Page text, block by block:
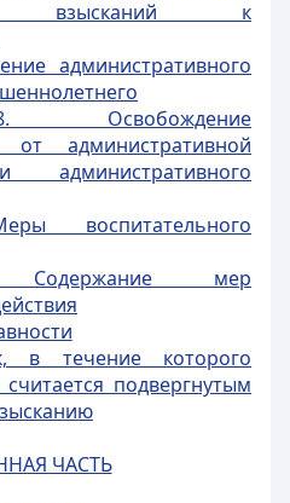
взысканий к
административного
Освобождение
от административной
административного
воспитательного
мер
в течение которого
подвергнутым
ЧАСТЬ